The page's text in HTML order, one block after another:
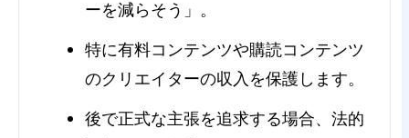
ーを減らそう」。
特に有料コンテンツや購読コンテンツ
のクリエイターの収入を保護します。
後で正式な主張を追求する場合、法的